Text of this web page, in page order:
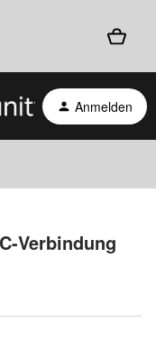
Anmelden
Verbindung